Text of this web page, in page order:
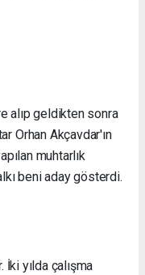
alıp geldikten sonra
Orhan Akçavdar'ın
muhtarlık
beni aday gösterdi.
İki yılda çalışma